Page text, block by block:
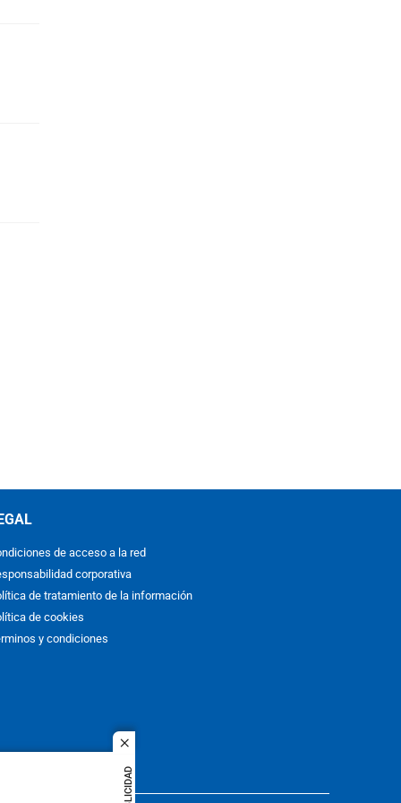
close
de acceso a la red
corporativa
de tratamiento de la información
de cookies
y condiciones